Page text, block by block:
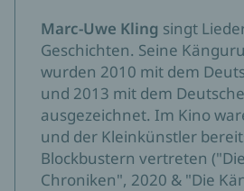
wünschen.«
Stuttgarter Zeitung / Stuttgarter
Stefan Kister, 06.07.2024
»Spannende Lektüre, die den
bedenkenswerten Fragen
Passauer Neue Presse
Anja Witzke, 06.07.2024
Marc-Uwe Kling singt
Geschichten. Seine
wurden 2010 mit dem
und 2013 mit dem
ausgezeichnet. Im Kino
und der Kleinkünstler
Blockbustern vertreten
Chroniken", 2020 & "Die